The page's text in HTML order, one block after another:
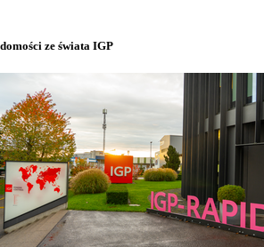
ze świata IGP